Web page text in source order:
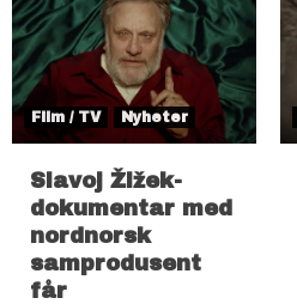
Film / TV Nyheter
Slavoj Žižek-
dokumentar med
nordnorsk
samprodusent
får